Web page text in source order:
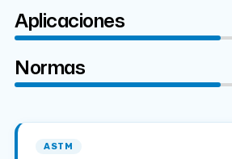
Aplicaciones
Normas
ASTM